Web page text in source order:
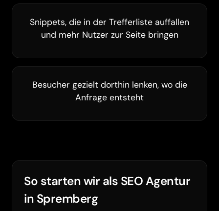
Snippets, die in der Trefferliste auffallen
und mehr Nutzer zur Seite bringen
Besucher gezielt dorthin lenken, wo die
Anfrage entsteht
So starten wir als SEO Agentur
in Spremberg